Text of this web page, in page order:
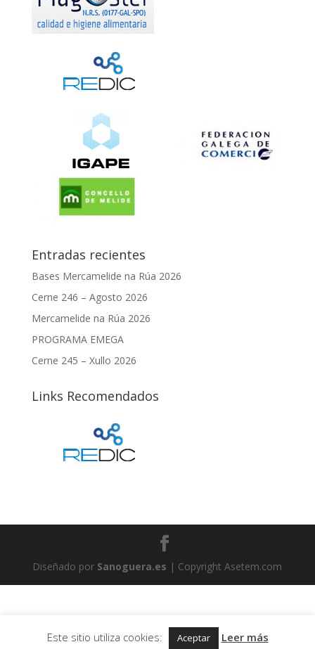
Entradas recientes
Bases Mercamelide na Rúa 2026
Cerne 246 – Agosto 2026
Mercamelide na Rúa 2026
PROGRAMA EMEGA
Cerne 245 – Xullo 2026
Links Recomendados
Diseñado por Sanoguera.es | Copyright Asetem.com
Este sitio utiliza cookies: Aceptar Leer más